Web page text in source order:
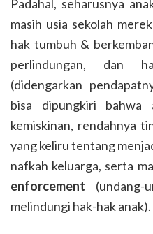
Padahal, seharusnya
masih usia sekolah
hak tumbuh &
perlindungan, dan
(didengarkan
bisa dipungkiri
kemiskinan, rendahnya
yang keliru tentang
nafkah keluarga, serta
enforcement (undang-
melindungi hak-hak anak).